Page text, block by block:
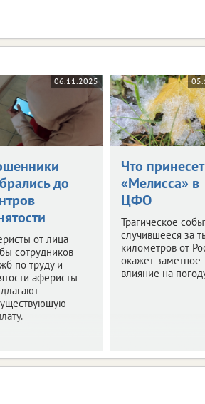
06.11.2025
до
от лица
сотрудников
по труду и
аферисты
Что принесет
«Мелисса» в
ЦФО
Трагическое
случившееся за
километров от
окажет заметное
влияние на